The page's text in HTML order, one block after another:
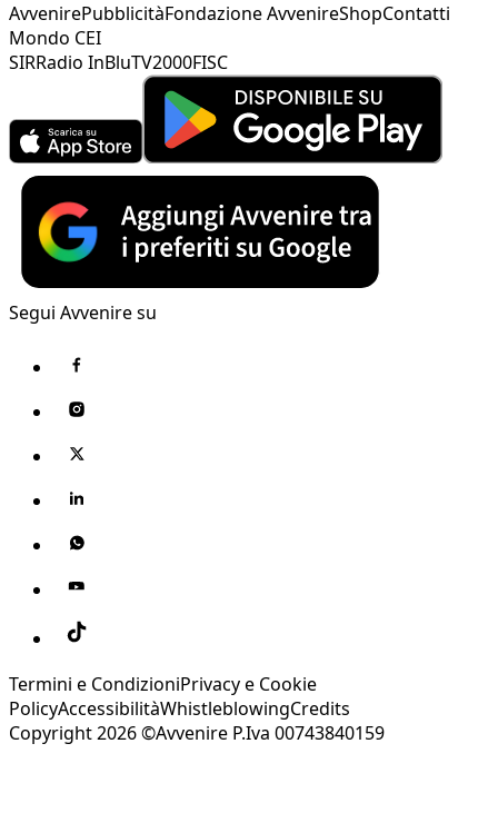
AvvenirePubblicitàFondazione AvvenireShopContatti
Mondo CEI
SIRRadio InBluTV2000FISC
Segui Avvenire su
Termini e CondizioniPrivacy e Cookie
PolicyAccessibilitàWhistleblowingCredits
Copyright 2026 ©Avvenire P.Iva 00743840159